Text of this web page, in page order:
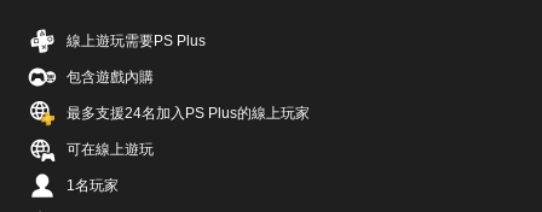
線上遊玩需要PS Plus
包含遊戲內購
最多支援24名加入PS Plus的線上玩家
可在線上遊玩
1名玩家